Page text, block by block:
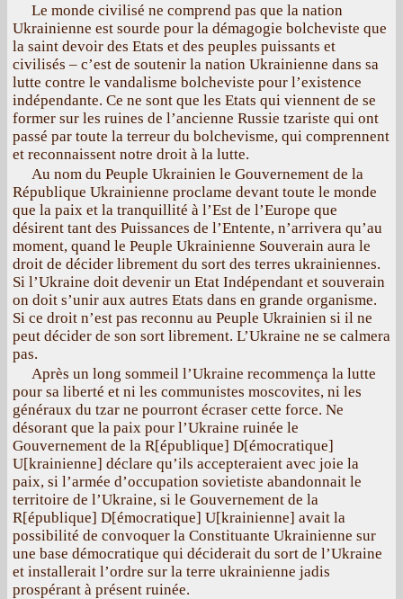
Le monde civilisé ne comprend pas que la nation
Ukrainienne est sourde pour la démagogie bolcheviste que
la saint devoir des Etats et des peuples puissants et
civilisés – c’est de soutenir la nation Ukrainienne dans sa
lutte contre le vandalisme bolcheviste pour l’existence
indépendante. Ce ne sont que les Etats qui viennent de se
former sur les ruines de l’ancienne Russie tzariste qui ont
passé par toute la terreur du bolchevisme, qui comprennent
et reconnaissent notre droit à la lutte.
Au nom du Peuple Ukrainien le Gouvernement de la
République Ukrainienne proclame devant toute le monde
que la paix et la tranquillité à l’Est de l’Europe que
désirent tant des Puissances de l’Entente, n’arrivera qu’au
moment, quand le Peuple Ukrainienne Souverain aura le
droit de décider librement du sort des terres ukrainiennes.
Si l’Ukraine doit devenir un Etat Indépendant et souverain
on doit s’unir aux autres Etats dans en grande organisme.
Si ce droit n’est pas reconnu au Peuple Ukrainien si il ne
peut décider de son sort librement. L’Ukraine ne se calmera
pas.
Après un long sommeil l’Ukraine recommença la lutte
pour sa liberté et ni les communistes moscovites, ni les
généraux du tzar ne pourront écraser cette force. Ne
désorant que la paix pour l’Ukraine ruinée le
Gouvernement de la R[épublique] D[émocratique]
U[krainienne] déclare qu’ils accepteraient avec joie la
paix, si l’armée d’occupation sovietiste abandonnait le
territoire de l’Ukraine, si le Gouvernement de la
R[épublique] D[émocratique] U[krainienne] avait la
possibilité de convoquer la Constituante Ukrainienne sur
une base démocratique qui déciderait du sort de l’Ukraine
et installerait l’ordre sur la terre ukrainienne jadis
prospérant à présent ruinée.